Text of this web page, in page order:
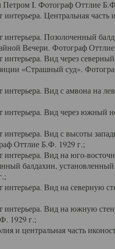
Петром I. Фотограф Оттлие
Центральная часть
Позолоченный
Вечери. Фотограф
Вид через
«Страшный суд».
Вид с амвона на
Вид через южный
Вид с высоты
Оттлие Б.Ф. 1929 г.;
Вид на юго-
балдахин, установленный
Вид на северную
Вид на южную
1929 г.;
и центральная часть